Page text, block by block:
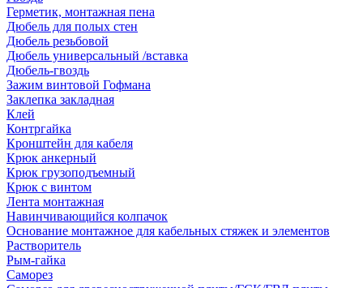
Герметик, монтажная пена
Дюбель для полых стен
Дюбель резьбовой
Дюбель универсальный /вставка
Дюбель-гвоздь
Зажим винтовой Гофмана
Заклепка закладная
Клей
Контргайка
Кронштейн для кабеля
Крюк анкерный
Крюк грузоподъемный
Крюк с винтом
Лента монтажная
Навинчивающийся колпачок
Основание монтажное для кабельных стяжек и элементов
Растворитель
Рым-гайка
Саморез